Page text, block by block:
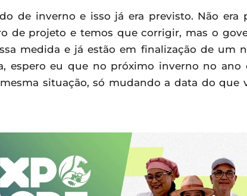
de inverno e isso já era previsto. Não era
de projeto e temos que corrigir, mas o
medida e já estão em finalização de um
espero eu que no próximo inverno no ano
situação, só mudando a data do que